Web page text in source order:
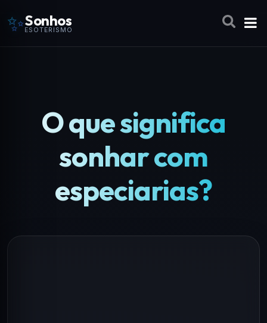
✨Sonhos
ESOTERISMO
O que significa
sonhar com
especiarias?